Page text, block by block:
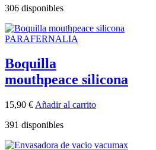
306 disponibles
PARAFERNALIA
Boquilla
mouthpeace silicona
15,90 € Añadir al carrito
391 disponibles